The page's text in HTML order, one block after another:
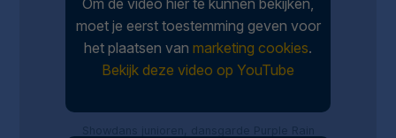
Om de video hier te kunnen bekijken,
moet je eerst toestemming geven voor
het plaatsen van marketing cookies.
Bekijk deze video op YouTube